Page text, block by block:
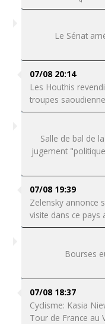
Le Sénat
07/08 20:14
Les Houthis
troupes
Salle de bal de
jugement
07/08 19:39
Zelensky annonce
visite dans ce pays
Bourses
07/08 18:37
Cyclisme: Kasia
Tour de France au